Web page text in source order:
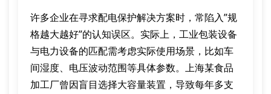
许多企业在寻求配电保护解决方案时，常陷入”规
格越大越好”的认知误区。实际上，工业包装设备
与电力设备的匹配需考虑实际使用场景，比如车
间湿度、电压波动范围等具体参数。上海某食品
加工厂曾因盲目选择大容量装置，导致每年多支